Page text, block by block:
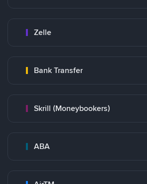
Zelle
Bank Transfer
Skrill (Moneybookers)
ABA